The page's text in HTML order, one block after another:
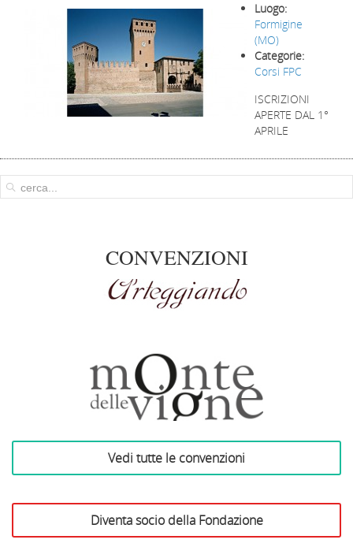
Luogo:
Formigine
(MO)
Categorie:
Corsi FPC
ISCRIZIONI
APERTE DAL 1°
APRILE
CONVENZIONI
Azienda Vinicola Monte
delle Vigne
Vedi tutte le convenzioni
Diventa socio della Fondazione